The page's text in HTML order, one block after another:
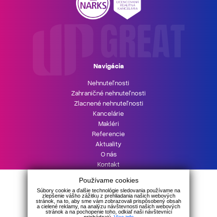
Používame cookies
Súbory cookie a ďalšie technológie sledovania používame na
zlepšenie vášho zážitku z prehliadania našich webových
stránok, na to, aby sme vám zobrazovali prispôsobený obsah
a cielené reklamy, na analýzu návštevnosti našich webových
stránok a na pochopenie toho, odkiaľ naši návštevníci
Navigácia
Nehnuteľnosti
Zahraničné nehnuteľnosti
Zlacnené nehnuteľnosti
Kancelárie
Makléri
Referencie
Aktuality
O nás
Kontakt
Podnikajte s UPgreat